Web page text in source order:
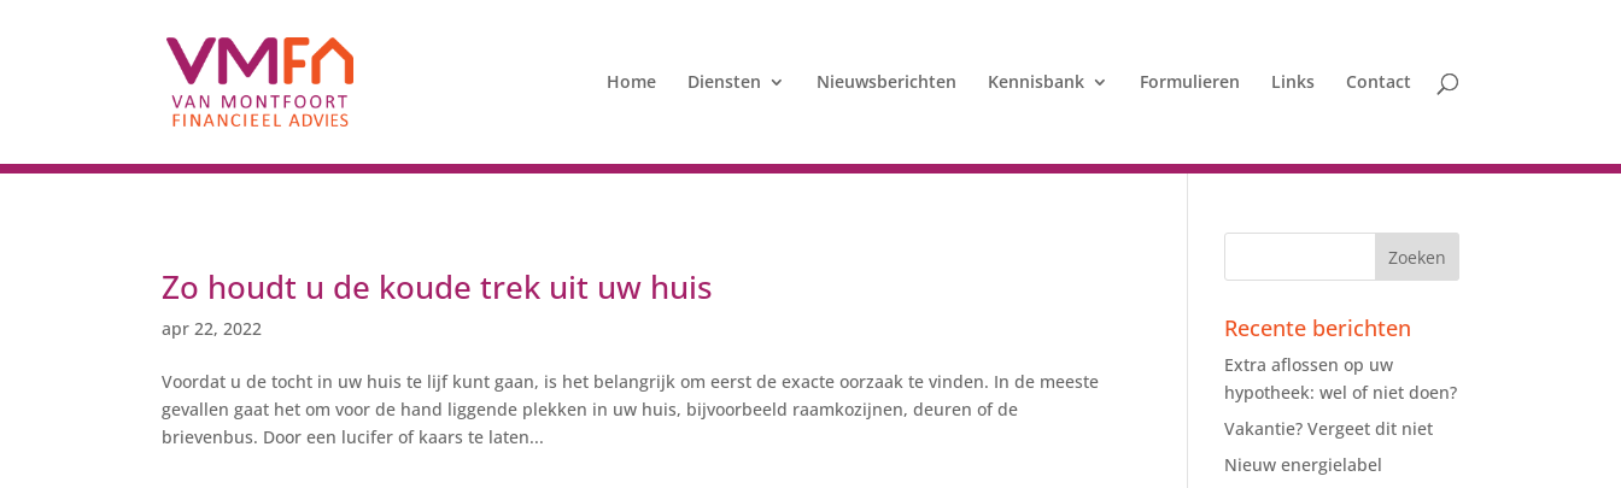
Home Diensten Nieuwsberichten Kennisbank Formulieren Links Contact
Zo houdt u de koude trek uit uw huis
apr 22, 2022
Voordat u de tocht in uw huis te lijf kunt gaan, is het belangrijk om eerst de exacte oorzaak te vinden. In de meeste
gevallen gaat het om voor de hand liggende plekken in uw huis, bijvoorbeeld raamkozijnen, deuren of de
brievenbus. Door een lucifer of kaars te laten...
Recente berichten
Extra aflossen op uw
hypotheek: wel of niet doen?
Vakantie? Vergeet dit niet
Nieuw energielabel